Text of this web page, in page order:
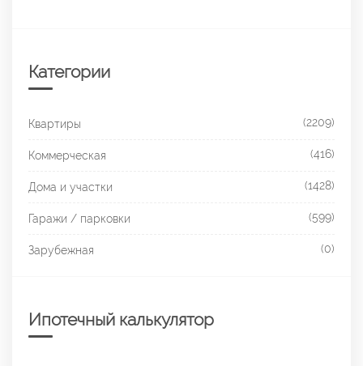
Категории
Квартиры (2209)
Коммерческая (416)
Дома и участки (1428)
Гаражи / парковки (599)
Зарубежная (0)
Ипотечный калькулятор